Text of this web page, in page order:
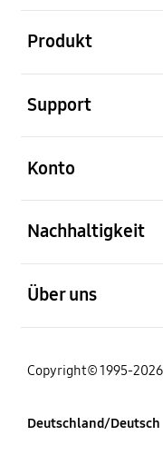
Produkt
Support
Konto
Nachhaltigkeit
Über uns
Copyright© 1995-
Deutschland/Deutsch